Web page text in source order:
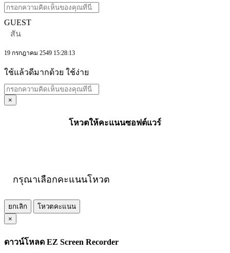
GUEST
สัน
19 กรกฎาคม 2549 15:28:13
ใช้แล้วดีมากด้วย ใช้ง่าย
×
โหวตให้คะแนนซอฟต์แวร์
กรุณาเลือกคะแนนโหวต
ยกเลิก
โหวตคะแนน
×
ดาวน์โหลด EZ Screen Recorder